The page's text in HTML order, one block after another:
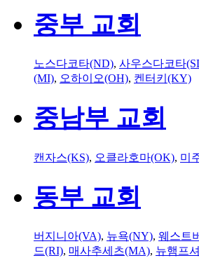
중부 교회
노스다코타(ND), 사우스다코타
(MI), 오하이오(OH), 켄터키(KY)
중남부 교회
캔자스(KS), 오클라호마(OK), 미
동부 교회
버지니아(VA), 뉴욕(NY), 웨스트
드(RI), 매사추세츠(MA), 뉴햄프